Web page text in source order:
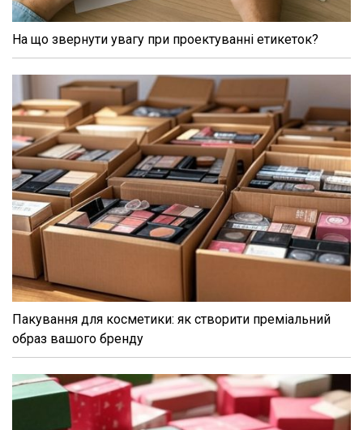
На що звернути увагу при проектуванні етикеток?
Пакування для косметики: як створити преміальний
образ вашого бренду